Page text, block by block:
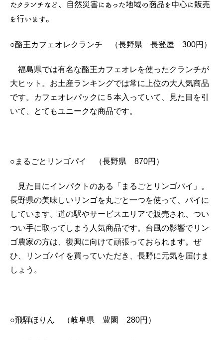
たクランチなど、自然災害にあった地域の商品を中心に販売
を行います。
○酪王カフェオレクランチ （長野県 長登屋 300円）
福島県では有名な酪王カフェオレを使ったクランチが
大ヒット。お土産ランキングでは常に上位の大人気商品
です。カフェオレパックに５本入っていて、見た目を引
いて、とてもユニークな商品です。
○まるごとリンゴパイ （長野県 870円）
見た目にインパクトのある「まるごとリンゴパイ」。
長野県の美味しいリンゴを丸ごと一つを使って、パイに
しています。道の駅やサービスエリアで販売され、つい
つい手に取ってしまう人気商品です。台風の影響でリン
ゴ農家の方は、復興に向けて頑張っておられます。ぜ
ひ、リンゴパイを買っていただき、長野に元気を届けま
しょう。
○飛騨ほりん （岐阜県 豊園 280円）